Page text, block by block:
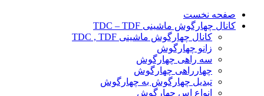
صفحه نخست
کانال چهارگوش ماشینی TDC – TDF
کانال چهارگوش ماشینی TDC , TDF
زانو چهارگوش
سه راهی چهارگوش
چهارراهی چهارگوش
تبدیل چهارگوش به چهارگوش
انواع اس چهارگوش